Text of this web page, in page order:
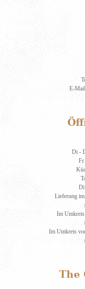
E-
Di -
Fr
Di
Lieferung
Im
Im Umkreis
The